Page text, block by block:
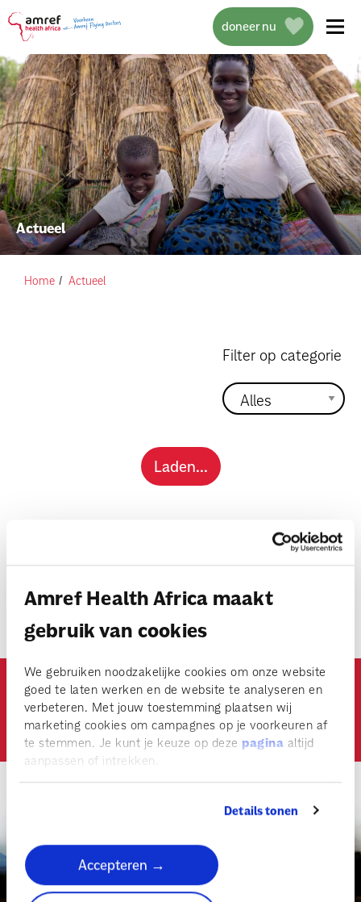
Amref Health Africa maakt
gebruik van cookies
We gebruiken noodzakelijke cookies om onze website
goed te laten werken en de website te analyseren en
verbeteren. Met jouw toestemming plaatsen wij
marketing cookies om campagnes op je voorkeuren af
te stemmen. Je kunt je keuze op deze pagina altijd
aanpassen of intrekken.
Details tonen
Accepteren →
doneer nu
over amref health africa
wat we doen
projecten
persoonlijke verhalen
voor bedrijven
Actueel
Home Actueel
Filter op categorie
Laden...
Meld je aan voor de nieuwsbrief
Dankzij de steun van onze donateurs bereiken we veel.
Schrijf je hieronder in voor de nieuwsbrief om te lezen
over onze projecten en om te genieten van
persoonlijke verhalen en foto’s.
Aanmelden voor nieuwsbrief